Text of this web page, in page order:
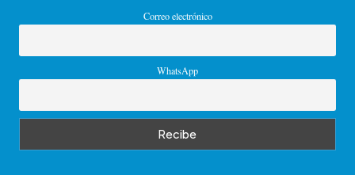
Correo electrónico
WhatsApp